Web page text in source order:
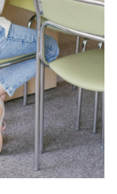
guerre, des
de